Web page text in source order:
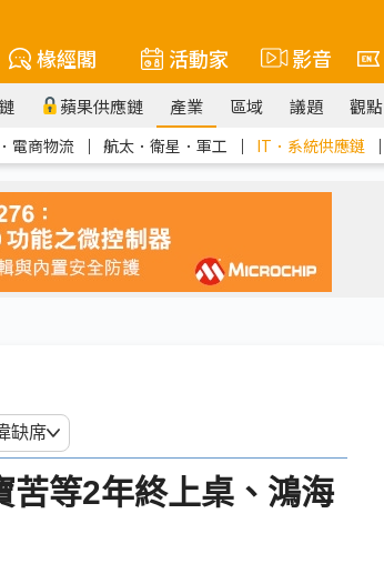
椽經閣 活動家 影音
蘋果供應鏈 產業 區域 議題 觀點
電商物流 ｜ 航太．衛星．軍工 ｜ IT．系統供應鏈 ｜
等2年終上桌、鴻海